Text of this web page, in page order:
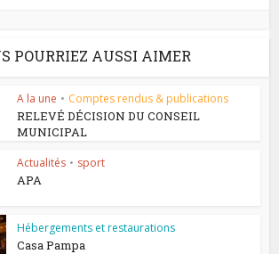
POURRIEZ AUSSI AIMER
A la une • Comptes rendus & publications
RELEVÉ DÉCISION DU CONSEIL
MUNICIPAL
Actualités • sport
APA
Hébergements et restaurations
Casa Pampa